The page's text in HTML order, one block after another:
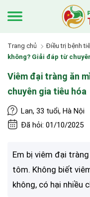
Trang chủ Điều trị bệnh
không? Giải đáp từ
Viêm đại tràng ăn
chuyên gia tiêu hóa
Lan, 33 tuổi, Hà Nội
Đã hỏi: 01/10/2025
Em bị viêm đại
tôm. Không biết
không, có hại nhiều